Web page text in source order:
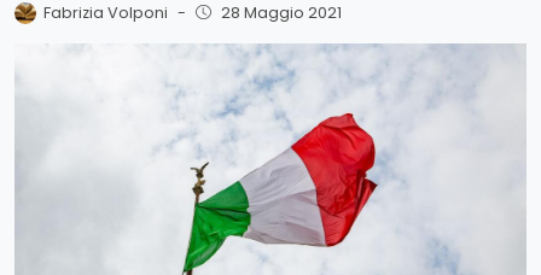
Fabrizia Volponi - 28 Maggio 2021